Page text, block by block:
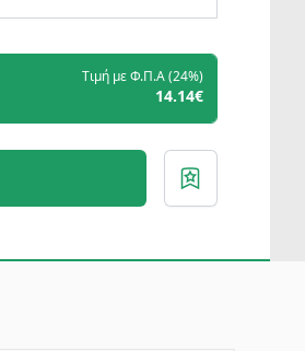
Τιμή με Φ.Π.Α (24%)
14.14€